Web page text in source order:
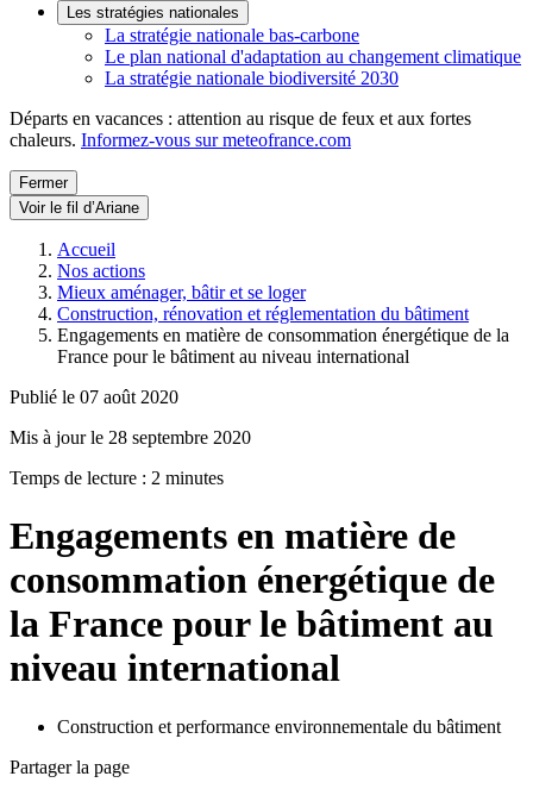
Les stratégies nationales
La stratégie nationale bas-carbone
Le plan national d'adaptation au changement climatique
La stratégie nationale biodiversité 2030
Départs en vacances : attention au risque de feux et aux fortes
chaleurs. Informez-vous sur meteofrance.com
Fermer
Voir le fil d’Ariane
Accueil
Nos actions
Mieux aménager, bâtir et se loger
Construction, rénovation et réglementation du bâtiment
Engagements en matière de consommation énergétique de la
France pour le bâtiment au niveau international
Publié le 07 août 2020
Mis à jour le 28 septembre 2020
Temps de lecture : 2 minutes
Engagements en matière de
consommation énergétique de
la France pour le bâtiment au
niveau international
Construction et performance environnementale du bâtiment
Partager la page